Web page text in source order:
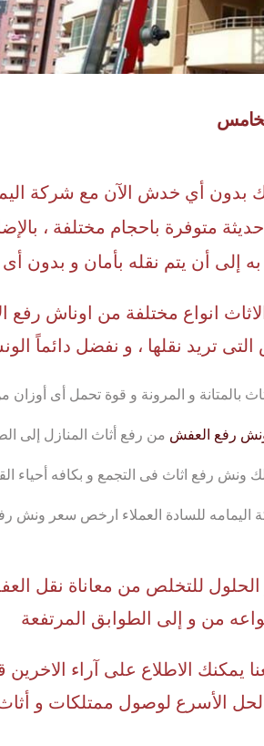
بدون أي خدش الآن مع شركة
متوفرة باحجام مختلفة ،
إلى أن يتم نقله بأمان و بدون
انواع مختلفة من اوناش رفع
تريد نقلها ، و نفضل دائماً
بالمتانة و المرونة و قوة تحمل أى أوزان
رفع العفش من رفع أثاث المنازل إلى الطابق الـ
رفع اثاث فى التجمع و بكافه أحياء
اليمامه للسادة العملاء ارخص سعر ونش
للتخلص من معاناة نقل
من و إلى الطوابق المرتفعة
يمكنك الاطلاع على آراء
الأسرع لوصول ممتلكات و